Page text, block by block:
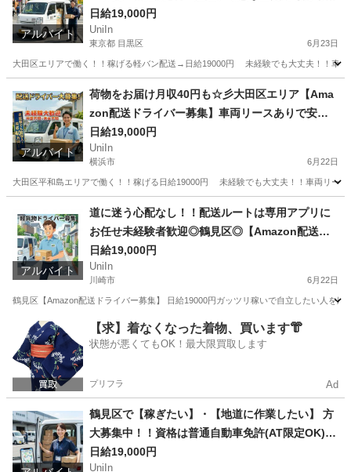
アルバイト
日給19000円☆彡
日給19,000円
UniIn
東京都 目黒区 6月23日
大田区エリアで働く！！稼げる軽バン配送→日給19000円 未経験でも大丈夫！！車両
配送 Amazon
アルバイト
荷物をお届け月収40円も☆彡大田区エリア【Ama
zon配送ドライバー募集】車両リースありで安
心！！
日給19,000円
UniIn
横浜市 6月22日
大田区平和島エリアで働く！！稼げる日給19000円 未経験でも大丈夫！！車両リー
配送 Amazon
アルバイト
道に迷う心配なし！！配送ルートは専用アプリに
お任せ未経験者歓迎◎鶴見区◎【Amazon配送ド
ライバー募集】
日給19,000円
UniIn
川崎市 6月22日
鶴見区【Amazon配送ドライバー募集】 日給19000円ガッツリ稼いで自立したい人を
神奈川 配送 Amazon
【求】着なくなった着物、買います👘
状態が悪くてもOK！最大限買取します
プリフラ Ad
鶴見区で【稼ぎたい】・【地道に作業したい】 方
大募集中！！資格は普通自動車免許(AT限定OK)車
両リース制度あり
日給19,000円
UniIn